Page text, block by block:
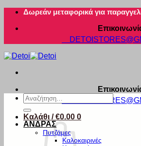
Μετάβαση
περιεχόμενο
Δωρεάν μεταφορικά για
Καλάθι /€0.00 0
Αναζήτηση
για:
ΑΝΔΡΑΣ
Πυτζάμες
Καλοκαιρινές